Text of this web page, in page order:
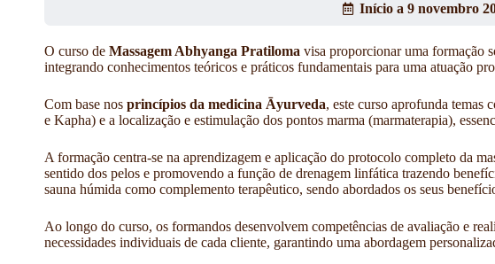
Início a 9 novembro
O curso de Massagem Abhyanga Pratiloma visa proporcionar uma formação
integrando conhecimentos teóricos e práticos fundamentais para uma atuação
Com base nos princípios da medicina Āyurveda, este curso aprofunda temas
e Kapha) e a localização e estimulação dos pontos marma (marmaterapia),
A formação centra-se na aprendizagem e aplicação do protocolo completo da
sentido dos pelos e promovendo a função de drenagem linfática trazendo
sauna húmida como complemento terapêutico, sendo abordados os seus
Ao longo do curso, os formandos desenvolvem competências de avaliação e
necessidades individuais de cada cliente, garantindo uma abordagem